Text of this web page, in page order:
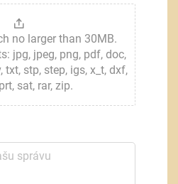
no larger than 30MB.
jpg, jpeg, png, pdf, doc,
txt, stp, step, igs, x_t, dxf,
sat, rar, zip.